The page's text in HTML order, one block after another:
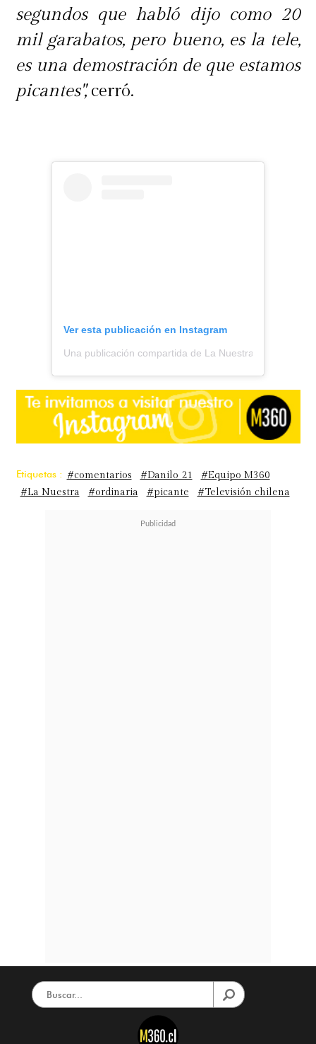
segundos que habló dijo como 20
mil garabatos, pero bueno, es la tele,
es una demostración de que estamos
picantes",cerró.
Ver esta publicación en Instagram
Una publicación compartida de La Nuestra
Etiquetas : #comentarios #Danilo 21
#Equipo M360
#La Nuestra
#ordinaria #picante #Televisión chilena